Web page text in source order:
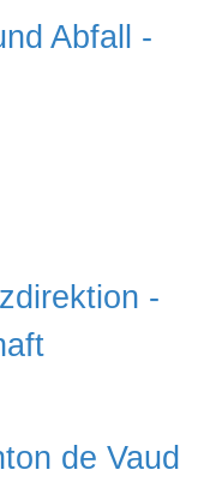
Abfall -
-
de Vaud